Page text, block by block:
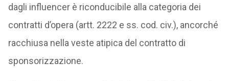
dagli influencer è riconducibile alla categoria dei
contratti d’opera (artt. 2222 e ss. cod. civ.), ancorché
racchiusa nella veste atipica del contratto di
sponsorizzazione.